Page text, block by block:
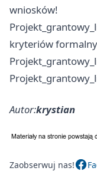
wniosków!
kryteriów
Autor:krystian
Zaobserwuj nas!